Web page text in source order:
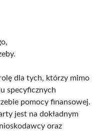
dla tych, którzy mimo
specyficznych
pomocy finansowej.
jest na dokładnym
oraz